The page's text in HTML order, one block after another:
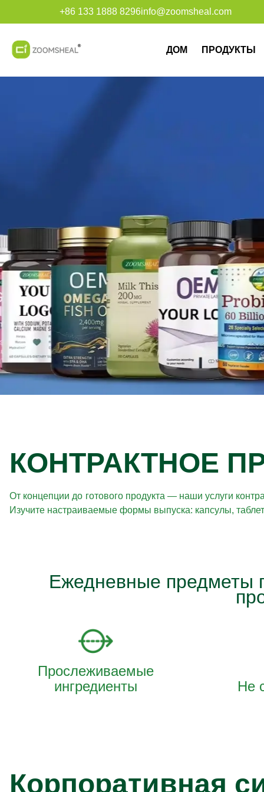
+86 133 1888 8296info@zoomsheal.com
ДОМ ПРОДУКТЫ
КОНТРАКТНОЕ
От концепции до готового продукта — наши услуги
Изучите настраиваемые формы выпуска: капсулы,
Ежедневные предметы
Прослеживаемые
ингредиенты
Не
Корпоративная